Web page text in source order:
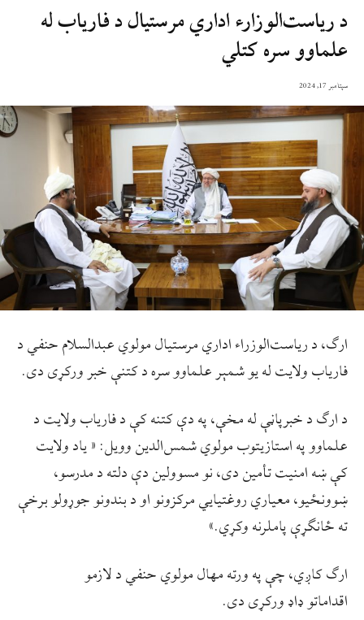
د رياست‌الوزارء اداري مرستيال د فارياب له
علماوو سره کتلي
سپتامبر 17, 2024
ارګ، د رياست‌الوزراء اداري مرستيال مولوي عبدالسلام حنفي د
فارياب ولايت له يو شمېر علماوو سره د کتنې خبر ورکړی دی.
د ارګ د خبرپاڼې له مخې، په دې کتنه کې د فارياب ولايت د
علماوو په استازيتوب مولوي شمس‌الدين وويل: « ياد ولايت
کې ښه امنيت تأمين دی، نو مسوولين دې دلته د مدرسو،
ښوونځيو، معياري روغتيايي مرکزونو او د بندونو جوړولو برخې
ته ځانګړې پاملرنه وکړي.»
ارګ کاږي، چې په ورته مهال مولوي حنفي د لازمو
اقداماتو ډاډ ورکړی دی.